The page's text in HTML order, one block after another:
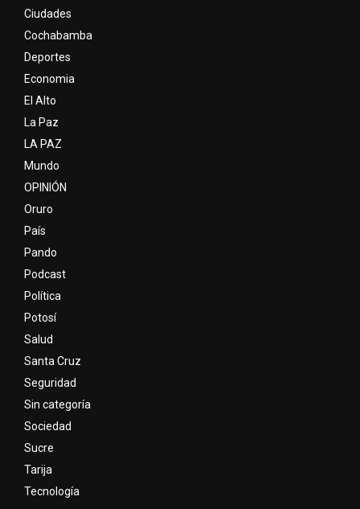
Ciudades
Cochabamba
Deportes
Economia
El Alto
La Paz
LA PAZ
Mundo
OPINIÓN
Oruro
País
Pando
Podcast
Política
Potosí
Salud
Santa Cruz
Seguridad
Sin categoría
Sociedad
Sucre
Tarija
Tecnología